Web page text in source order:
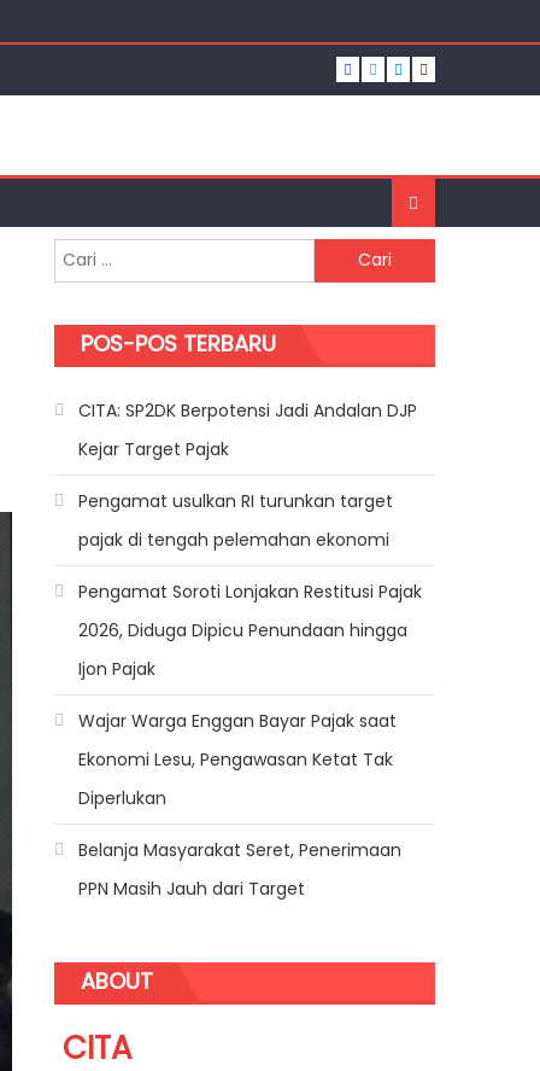
Cari untuk:
POS-POS TERBARU
CITA: SP2DK Berpotensi Jadi Andalan DJP
Kejar Target Pajak
Pengamat usulkan RI turunkan target
pajak di tengah pelemahan ekonomi
Pengamat Soroti Lonjakan Restitusi Pajak
2026, Diduga Dipicu Penundaan hingga
Ijon Pajak
Wajar Warga Enggan Bayar Pajak saat
Ekonomi Lesu, Pengawasan Ketat Tak
Diperlukan
Belanja Masyarakat Seret, Penerimaan
PPN Masih Jauh dari Target
ABOUT
CITA